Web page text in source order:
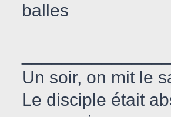
balles
Un soir, on mit le
Le disciple était